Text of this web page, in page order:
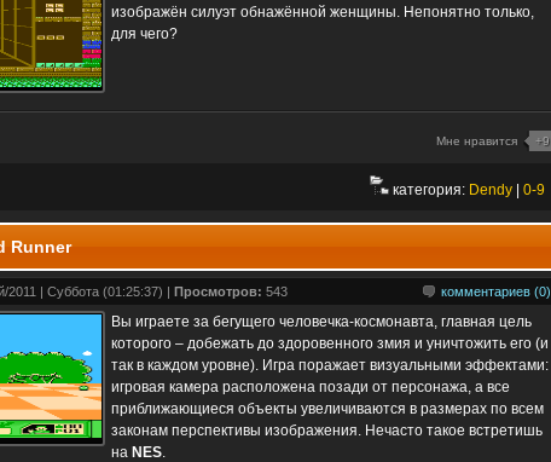
изображён силуэт обнажённой женщины. Непонятно только,
для чего?
Мне нравится +9
категория: Dendy 0-9
Runner
комментариев (0)
2011 | Суббота (01:25:37) | Просмотров: 543
Вы играете за бегущего человечка-космонавта, главная цель
которого – добежать до здоровенного змия и уничтожить его (и
так в каждом уровне). Игра поражает визуальными эффектами:
игровая камера расположена позади от персонажа, а все
приближающиеся объекты увеличиваются в размерах по всем
законам перспективы изображения. Нечасто такое встретишь
на NES.